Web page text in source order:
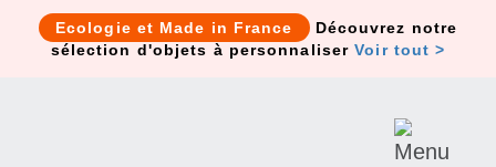
Ecologie et Made in France
Découvrez notre
sélection d'objets à personnaliserVoir tout >
Cookies management panel